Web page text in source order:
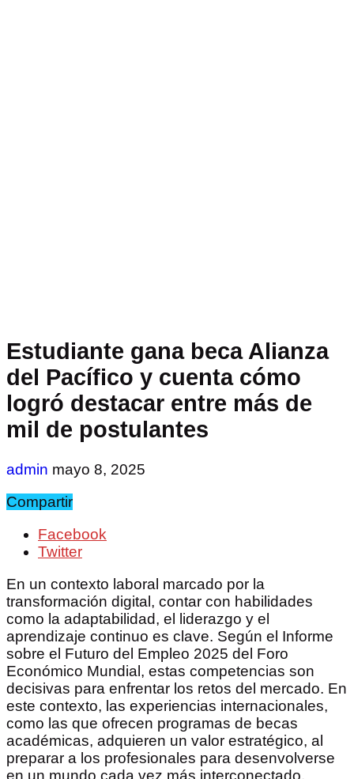
Estudiante gana beca Alianza
del Pacífico y cuenta cómo
logró destacar entre más de
mil de postulantes
admin mayo 8, 2025
Compartir
Facebook
Twitter
En un contexto laboral marcado por la
transformación digital, contar con habilidades
como la adaptabilidad, el liderazgo y el
aprendizaje continuo es clave. Según el Informe
sobre el Futuro del Empleo 2025 del Foro
Económico Mundial, estas competencias son
decisivas para enfrentar los retos del mercado. En
este contexto, las experiencias internacionales,
como las que ofrecen programas de becas
académicas, adquieren un valor estratégico, al
preparar a los profesionales para desenvolverse